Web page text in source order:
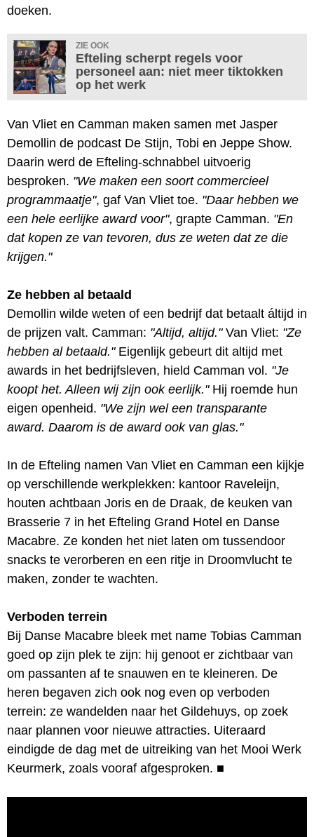
doeken.
ZIE OOK
Efteling scherpt regels voor
personeel aan: niet meer tiktokken
op het werk
Van Vliet en Camman maken samen met Jasper
Demollin de podcast De Stijn, Tobi en Jeppe Show.
Daarin werd de Efteling-schnabbel uitvoerig
besproken. "We maken een soort commercieel
programmaatje", gaf Van Vliet toe. "Daar hebben we
een hele eerlijke award voor", grapte Camman. "En
dat kopen ze van tevoren, dus ze weten dat ze die
krijgen."
Ze hebben al betaald
Demollin wilde weten of een bedrijf dat betaalt áltijd in
de prijzen valt. Camman: "Altijd, altijd."Van Vliet: "Ze
hebben al betaald."Eigenlijk gebeurt dit altijd met
awards in het bedrijfsleven, hield Camman vol. "Je
koopt het. Alleen wij zijn ook eerlijk."Hij roemde hun
eigen openheid. "We zijn wel een transparante
award. Daarom is de award ook van glas."
In de Efteling namen Van Vliet en Camman een kijkje
op verschillende werkplekken: kantoor Raveleijn,
houten achtbaan Joris en de Draak, de keuken van
Brasserie 7 in het Efteling Grand Hotel en Danse
Macabre. Ze konden het niet laten om tussendoor
snacks te verorberen en een ritje in Droomvlucht te
maken, zonder te wachten.
Verboden terrein
Bij Danse Macabre bleek met name Tobias Camman
goed op zijn plek te zijn: hij genoot er zichtbaar van
om passanten af te snauwen en te kleineren. De
heren begaven zich ook nog even op verboden
terrein: ze wandelden naar het Gildehuys, op zoek
naar plannen voor nieuwe attracties. Uiteraard
eindigde de dag met de uitreiking van het Mooi Werk
Keurmerk, zoals vooraf afgesproken. ■